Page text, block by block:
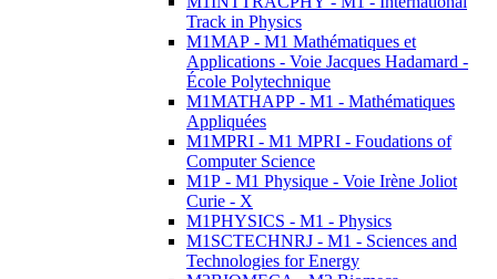
Track in Physics
M1MAP - M1 Mathématiques et
Applications - Voie Jacques Hadamard -
École Polytechnique
M1MATHAPP - M1 - Mathématiques
Appliquées
M1MPRI - M1 MPRI - Foudations of
Computer Science
M1P - M1 Physique - Voie Irène Joliot
Curie - X
M1PHYSICS - M1 - Physics
M1SCTECHNRJ - M1 - Sciences and
Technologies for Energy